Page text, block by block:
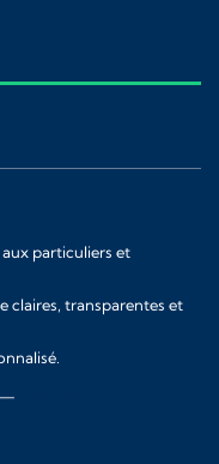
particuliers et
claires, transparentes et
—